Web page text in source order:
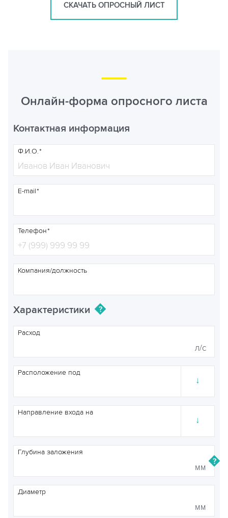
СКАЧАТЬ ОПРОСНЫЙ ЛИСТ
Онлайн-форма опросного листа
Контактная информация
Ф.И.О.
E-mail
Телефон
Компания/должность
Характеристики
Расход
л/с
↓
Расположение под
↓
Направление входа на
Глубина заложения
мм
Диаметр
мм